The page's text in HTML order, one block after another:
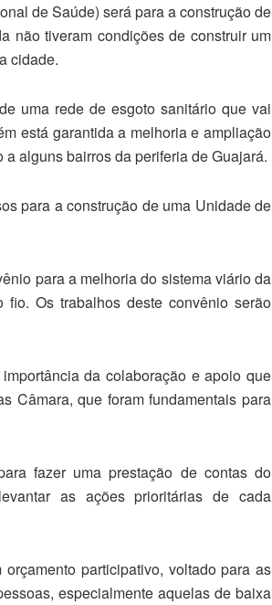
de Saúde) será para a construção de
não tiveram condições de construir um
cidade.
uma rede de esgoto sanitário que vai
está garantida a melhoria e ampliação
alguns bairros da periferia de Guajará.
para a construção de uma Unidade de
para a melhoria do sistema viário da
Os trabalhos deste convênio serão
da colaboração e apoio que
Câmara, que foram fundamentais para
fazer uma prestação de contas do
as ações prioritárias de cada
participativo, voltado para as
especialmente aquelas de baixa